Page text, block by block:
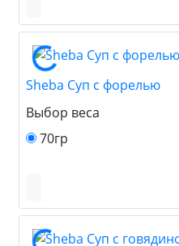
Sheba Суп с форелью
Выбор веса
70гр